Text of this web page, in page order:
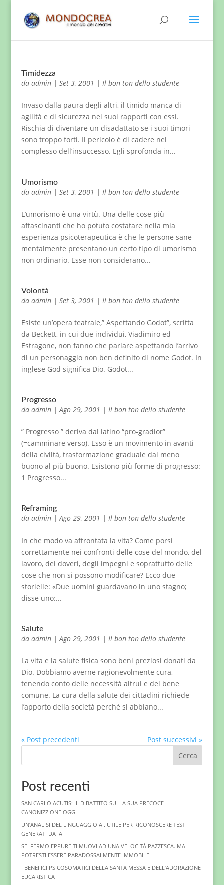
Timidezza
da admin| Set 3, 2001 | Il bon ton dello studente
Invaso dalla paura degli altri, il timido manca di
agilità e di sicurezza nei suoi rapporti con essi.
Rischia di diventare un disadattato se i suoi timori
sono troppo forti. Il pericolo è di cadere nel
complesso dell’insuccesso. Egli sprofonda in...
Umorismo
da admin| Set 3, 2001 | Il bon ton dello studente
L’umorismo è una virtù. Una delle cose più
affascinanti che ho potuto costatare nella mia
esperienza psicoterapeutica è che le persone sane
mentalmente presentano un certo tipo dl umorismo
non ordinario. Esse non considerano...
Volontà
da admin| Set 3, 2001 | Il bon ton dello studente
Esiste un’opera teatrale,” Aspettando Godot”, scritta
da Beckett, in cui due individui, Viadimiro ed
Estragone, non fanno che parlare aspettando l’arrivo
dl un personaggio non ben definito dl nome Godot. In
inglese God significa Dio. Godot...
Progresso
da admin|Ago 29, 2001 | Il bon ton dello studente
” Progresso ” deriva dal latino “pro-gradior”
(=camminare verso). Esso è un movimento in avanti
della civiltà, trasformazione graduale dal meno
buono al più buono. Esistono più forme di progresso:
1 Progresso...
Reframing
da admin|Ago 29, 2001 | Il bon ton dello studente
In che modo va affrontata la vita? Come porsi
correttamente nei confronti delle cose del mondo, del
lavoro, dei doveri, degli impegni e soprattutto delle
cose che non si possono modificare? Ecco due
storielle: «Due uomini guardavano in uno stagno;
disse uno:...
Salute
da admin|Ago 29, 2001 | Il bon ton dello studente
La vita e la salute fisica sono beni preziosi donati da
Dio. Dobbiamo averne ragionevolmente cura,
tenendo conto delle necessità altrui e del bene
comune. La cura della salute dei cittadini richiede
l’apporto della società perché si abbiano...
« Post precedenti
Post successivi »
Cerca
Post recenti
SAN CARLO ACUTIS: IL DIBATTITO SULLA SUA PRECOCE
CANONIZZIONE OGGI
UN’ANALISI DEL LINGUAGGIO AI. UTILE PER RICONOSCERE TESTI
GENERATI DA IA
SEI FERMO EPPURE TI MUOVI AD UNA VELOCITÀ PAZZESCA. MA
POTRESTI ESSERE PARADOSSALMENTE IMMOBILE
I BENEFICI PSICOSOMATICI DELLA SANTA MESSA E DELL’ADORAZIONE
EUCARISTICA